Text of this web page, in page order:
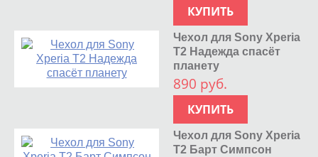
КУПИТЬ
Чехол для Sony Xperia
T2 Надежда спасёт
планету
890 руб.
КУПИТЬ
Чехол для Sony Xperia
T2 Барт Симпсон